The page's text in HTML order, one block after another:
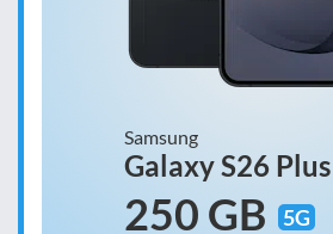
Samsung
Galaxy S26 Plus
250 GB 5G